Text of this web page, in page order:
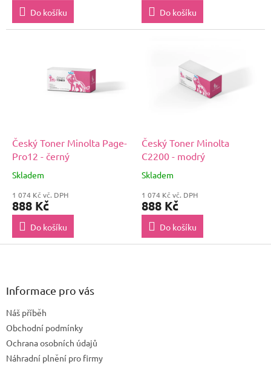
Do košíku Do košíku
Český Toner Minolta Page-
Pro12 - černý
Skladem
1 074 Kč vč. DPH
888 Kč
Do košíku
Český Toner Minolta
C2200 - modrý
Skladem
1 074 Kč vč. DPH
888 Kč
Do košíku
Z
Informace pro vás
Náš příběh
Obchodní podmínky
Ochrana osobních údajů
Náhradní plnění pro firmy